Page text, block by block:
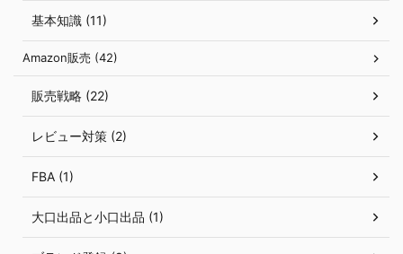
基本知識 (11)
Amazon販売 (42)
販売戦略 (22)
レビュー対策 (2)
FBA (1)
大口出品と小口出品 (1)